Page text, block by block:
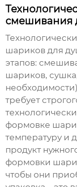
смешивания
шариков для
этапов:
шариков,
требует
формовке
температуру и
продукт
формовки
чтобы они